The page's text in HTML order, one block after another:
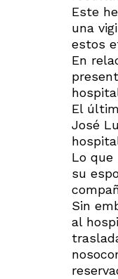
Este
una
estos
En
El
José
Lo
su
Sin
al